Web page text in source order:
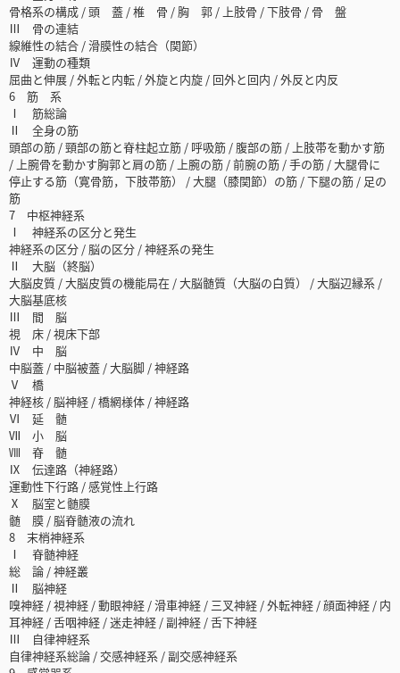
骨格系の構成 / 頭 蓋 / 椎 骨 / 胸 郭 / 上肢骨 / 下肢骨 / 骨 盤
Ⅲ 骨の連結
線維性の結合 / 滑膜性の結合（関節）
Ⅳ 運動の種類
屈曲と伸展 / 外転と内転 / 外旋と内旋 / 回外と回内 / 外反と内反
6 筋 系
Ⅰ 筋総論
Ⅱ 全身の筋
頭部の筋 / 頸部の筋と脊柱起立筋 / 呼吸筋 / 腹部の筋 / 上肢帯を動かす筋
/ 上腕骨を動かす胸郭と肩の筋 / 上腕の筋 / 前腕の筋 / 手の筋 / 大腿骨に
停止する筋（寛骨筋，下肢帯筋） / 大腿（膝関節）の筋 / 下腿の筋 / 足の
筋
7 中枢神経系
Ⅰ 神経系の区分と発生
神経系の区分 / 脳の区分 / 神経系の発生
Ⅱ 大脳（終脳）
大脳皮質 / 大脳皮質の機能局在 / 大脳髄質（大脳の白質） / 大脳辺縁系 /
大脳基底核
Ⅲ 間 脳
視 床 / 視床下部
Ⅳ 中 脳
中脳蓋 / 中脳被蓋 / 大脳脚 / 神経路
Ⅴ 橋
神経核 / 脳神経 / 橋網様体 / 神経路
Ⅵ 延 髄
Ⅶ 小 脳
Ⅷ 脊 髄
Ⅸ 伝達路（神経路）
運動性下行路 / 感覚性上行路
Ⅹ 脳室と髄膜
髄 膜 / 脳脊髄液の流れ
8 末梢神経系
Ⅰ 脊髄神経
総 論 / 神経叢
Ⅱ 脳神経
嗅神経 / 視神経 / 動眼神経 / 滑車神経 / 三叉神経 / 外転神経 / 顔面神経 / 内
耳神経 / 舌咽神経 / 迷走神経 / 副神経 / 舌下神経
Ⅲ 自律神経系
自律神経系総論 / 交感神経系 / 副交感神経系